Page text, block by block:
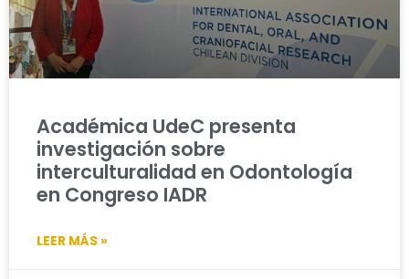
Académica UdeC presenta
investigación sobre
interculturalidad en Odontología
en Congreso IADR
LEER MÁS »